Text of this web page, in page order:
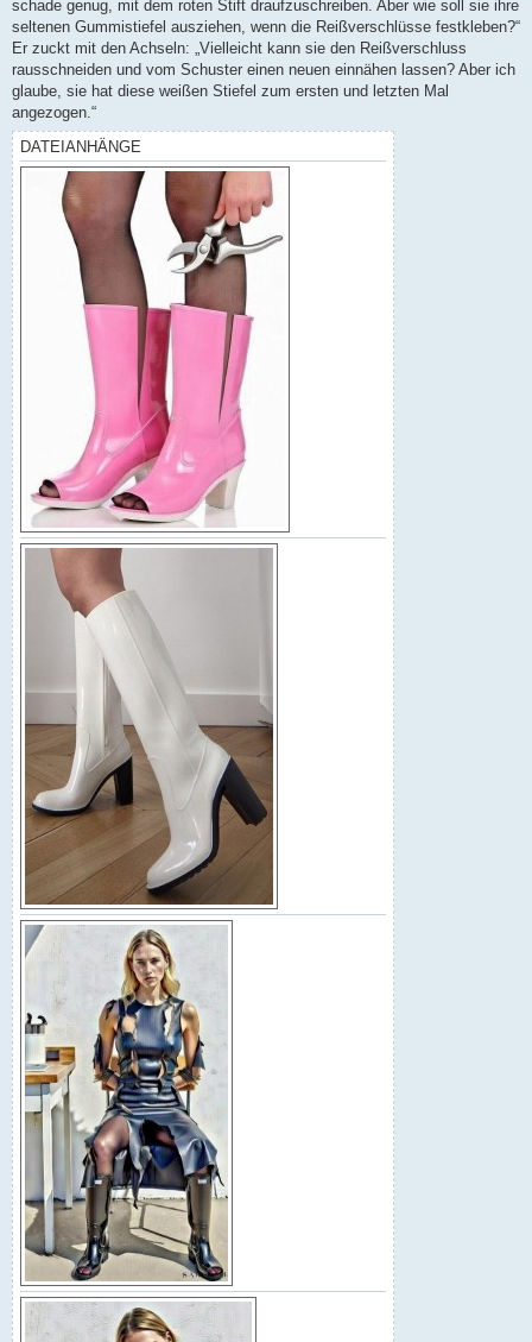
schade genug, mit dem roten Stift draufzuschreiben. Aber wie soll sie ihre
seltenen Gummistiefel ausziehen, wenn die Reißverschlüsse festkleben?“
Er zuckt mit den Achseln: „Vielleicht kann sie den Reißverschluss
rausschneiden und vom Schuster einen neuen einnähen lassen? Aber ich
glaube, sie hat diese weißen Stiefel zum ersten und letzten Mal
angezogen.“
DATEIANHÄNGE